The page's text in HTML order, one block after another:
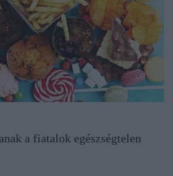
a fiatalok egészségtelen